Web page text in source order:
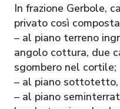
In frazione Gerbole,
privato così
– al piano terreno
angolo cottura, due
sgombero nel cortile;
– al piano
– al piano